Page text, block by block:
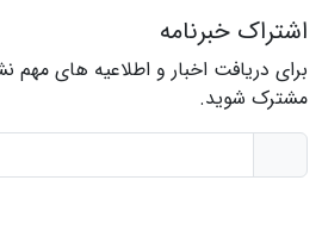
اشتراک خبرنامه
برای دریافت اخبار و اطلاعیه های مهم
مشترک شوید.